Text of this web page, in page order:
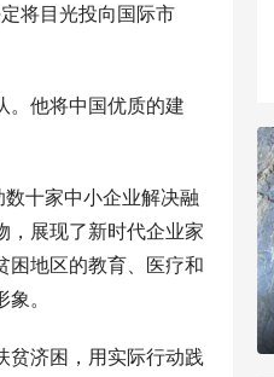
将目光投向国际市
。他将中国优质的建
十家中小企业解决融
，展现了新时代企业家
困地区的教育、医疗和
。
贫济困，用实际行动践
畔”火了，我们去了现场，不